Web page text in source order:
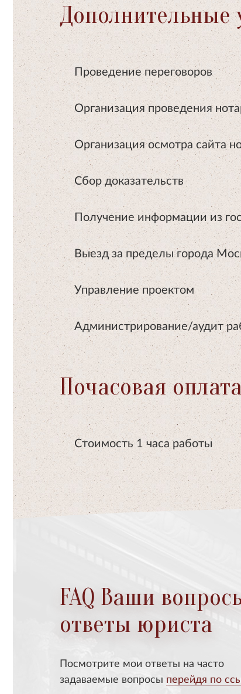
Дополнительные
Проведение переговоров
Организация проведения
Организация осмотра сайта
Сбор доказательств
Получение информации из
Выезд за пределы города
Управление проектом
Администрирование/аудит
Почасовая
Стоимость 1 часа работы
FAQ Ваши
ответы юриста
Посмотрите мои ответы на часто
задаваемые вопросы перейдя по